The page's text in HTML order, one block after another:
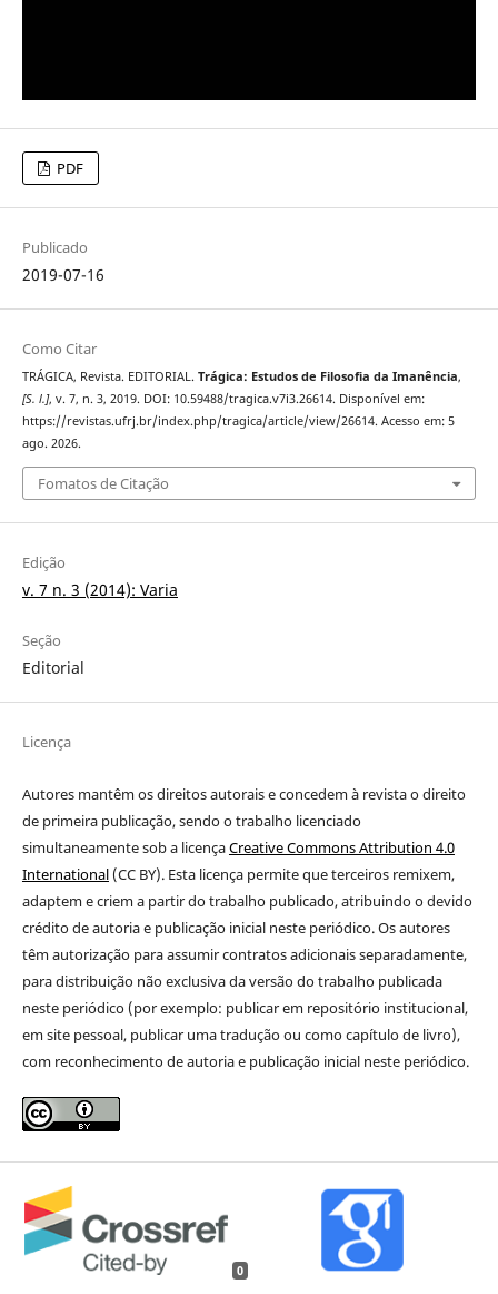
PDF
Publicado
2019-07-16
Como Citar
TRÁGICA, Revista. EDITORIAL. Trágica: Estudos de Filosofia da Imanência,
[S. l.], v. 7, n. 3, 2019. DOI: 10.59488/tragica.v7i3.26614. Disponível em:
https://revistas.ufrj.br/index.php/tragica/article/view/26614. Acesso em: 5
ago. 2026.
Fomatos de Citação
Edição
v. 7 n. 3 (2014): Varia
Seção
Editorial
Licença
Autores mantêm os direitos autorais e concedem à revista o direito
de primeira publicação, sendo o trabalho licenciado
simultaneamente sob a licençaCreative Commons Attribution 4.0
International(CC BY). Esta licença permite que terceiros remixem,
adaptem e criem a partir do trabalho publicado, atribuindo o devido
crédito de autoria e publicação inicial neste periódico. Os autores
têm autorização para assumir contratos adicionais separadamente,
para distribuição não exclusiva da versão do trabalho publicada
neste periódico (por exemplo: publicar em repositório institucional,
em site pessoal, publicar uma tradução ou como capítulo de livro),
com reconhecimento de autoria e publicação inicial neste periódico.
0